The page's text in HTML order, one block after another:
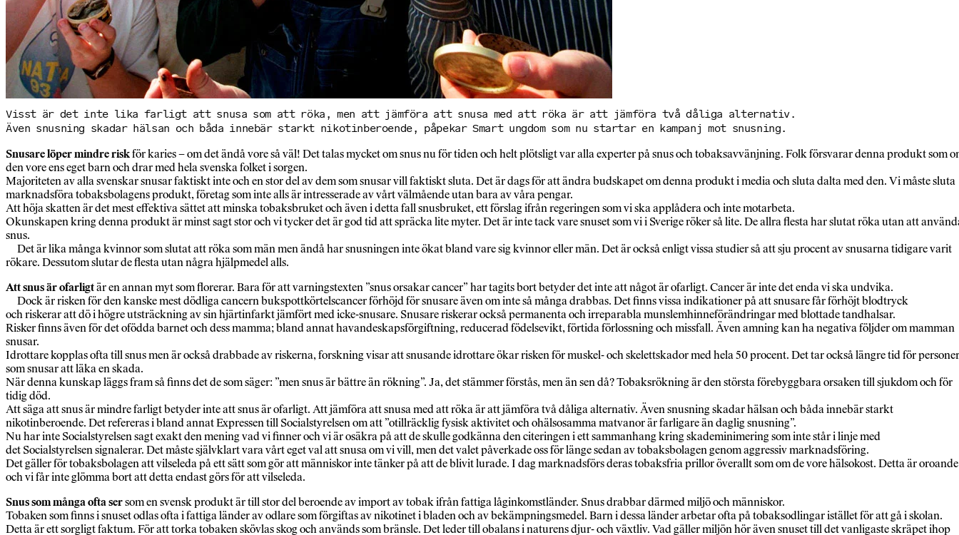
Visst är det inte lika farligt att snusa som att röka, men att jämföra att snusa med att röka är att jämföra två dåliga alternativ.
Även snusning skadar hälsan och båda innebär starkt nikotin­beroende, påpekar Smart ungdom som nu startar en kampanj mot snusning.
Snusare löper mindre riskför karies – om det ändå vore så väl! Det talas mycket om snus nu för tiden och helt plötsligt var alla experter på snus och tobaksavvänjning. Folk försvarar denna produkt som
den vore ens eget barn och drar med hela svenska folket i sorgen.
Majoriteten av alla svenskar snusar faktiskt inte och en stor del av dem som snusar vill faktiskt sluta. Det är dags för att ändra budskapet om denna produkt i media och sluta dalta med den. Vi måste sluta
marknadsföra tobaksbolagens produkt, företag som inte alls är intresserade av vårt välmående utan bara av våra pengar.
Att höja skatten är det mest effektiva sättet att minska tobaksbruket och även i detta fall snusbruket, ett förslag ifrån regeringen som vi ska applådera och inte motarbeta.
Okunskapen kring denna produkt är minst sagt stor och vi tycker det är god tid att spräcka lite myter. Det är inte tack vare snuset som vi i Sverige röker så lite. De allra flesta har slutat röka utan att
snus.
Det är lika många kvinnor som slutat att röka som män men ändå har snusningen inte ökat bland vare sig kvinnor eller män. Det är också enligt vissa studier så att sju procent av snusarna tidigare varit
rökare. Dessutom slutar de flesta utan några hjälpmedel alls.
Att snus är ofarligtär en annan myt som florerar. Bara för att varningstexten ”snus orsakar cancer” har tagits bort betyder det inte att något är ofarligt. Cancer är inte det enda vi ska undvika.
Dock är risken för den kanske mest dödliga cancern bukspottkörtelscancer förhöjd för snusare även om inte så många drabbas. Det finns vissa indikationer på att snusare får förhöjt blodtryck
och riskerar att dö i högre utsträckning av sin hjärtinfarkt jämfört med icke-snusare. Snusare riskerar också permanenta och irreparabla munslemhinneförändringar med blottade tandhalsar.
Risker finns även för det ofödda barnet och dess mamma; bland annat havandeskapsförgiftning, reducerad födelsevikt, förtida förlossning och missfall. Även amning kan ha negativa följder om mamman
snusar.
Idrottare kopplas ofta till snus men är också drabbade av riskerna, forskning visar att snusande idrottare ökar risken för muskel- och skelettskador med hela 50 procent. Det tar också längre tid för personer
som snusar att läka en skada.
När denna kunskap läggs fram så finns det de som säger: ”men snus är bättre än rökning”. Ja, det stämmer förstås, men än sen då? Tobaksrökning är den största förebyggbara orsaken till sjukdom och för
tidig död.
Att säga att snus är mindre farligt betyder inte att snus är ofarligt. Att jämföra att snusa med att röka är att jämföra två dåliga alternativ. Även snusning skadar hälsan och båda innebär starkt
nikotinberoende. Det refereras i bland annat Expressen till Socialstyrelsen om att ”otillräcklig fysisk aktivitet och ohälsosamma matvanor är farligare än daglig snusning”.
Nu har inte Socialstyrelsen sagt exakt den mening vad vi finner och vi är osäkra på att de skulle godkänna den citeringen i ett sammanhang kring skademinimering som inte står i linje med
det Socialstyrelsen signalerar. Det måste självklart vara vårt eget val att snusa om vi vill, men det valet påverkade oss för länge sedan av tobaksbolagen genom aggressiv marknadsföring.
Det gäller för tobaksbolagen att vilseleda på ett sätt som gör att människor inte tänker på att de blivit lurade. I dag marknadsförs deras tobaksfria prillor överallt som om de vore hälsokost. Detta är oroande
och vi får inte glömma bort att detta endast görs för att vilseleda.
Snus som många ofta sersom en svensk produkt är till stor del beroende av import av tobak ifrån fattiga låginkomstländer. Snus drabbar därmed miljö och människor.
Tobaken som finns i snuset odlas ofta i fattiga länder av odlare som förgiftas av nikotinet i bladen och av bekämpningsmedel. Barn i dessa länder arbetar ofta på tobaksodlingar istället för att gå i skolan.
Detta är ett sorgligt faktum. För att torka tobaken skövlas skog och används som bränsle. Det leder till obalans i naturens djur- och växtliv. Vad gäller miljön hör även snuset till det vanligaste skräpet ihop